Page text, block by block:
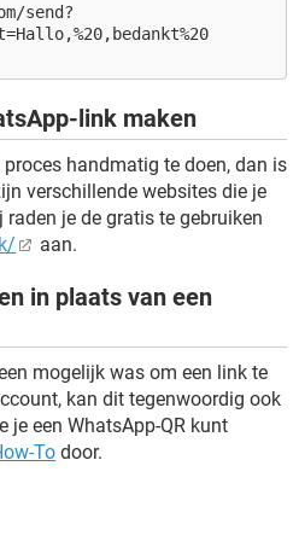
send?
link maken
handmatig te doen, dan is
verschillende websites die je
je de gratis te gebruiken
aan.
in plaats van een
mogelijk was om een link te
kan dit tegenwoordig ook
je een WhatsApp-QR kunt
To door.